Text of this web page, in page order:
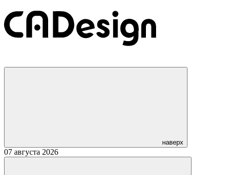
наверх
07 августа 2026